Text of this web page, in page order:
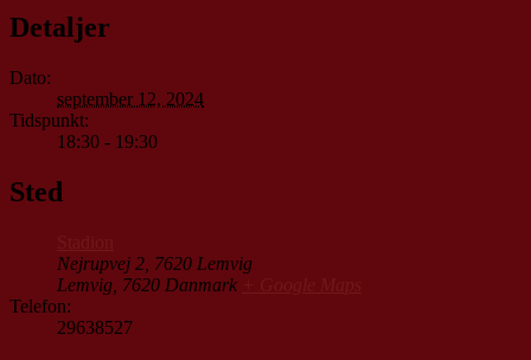
Detaljer
Dato:
september 12, 2024
Tidspunkt:
18:30 - 19:30
Sted
Nejrupvej 2, 7620 Lemvig
Lemvig 7620 Danmark
Telefon:
29638527